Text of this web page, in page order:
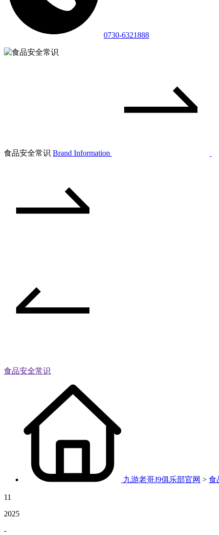
0730-6321888
食品安全常识 Brand Information
食品安全常识
九游老哥J9俱乐部官网 > 食
11
2025
-